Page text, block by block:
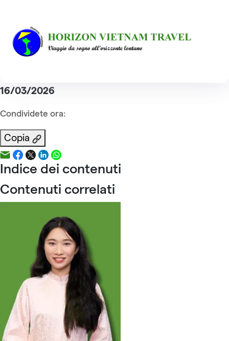
Sig.ra Mai VU
Indice dei contenuti
16/03/2026
Condividete ora:
Copia
Indice dei contenuti
Contenuti correlati